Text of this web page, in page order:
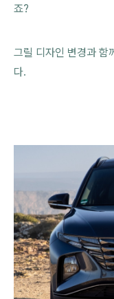
죠?
그릴 디자인 변경과 함
다.